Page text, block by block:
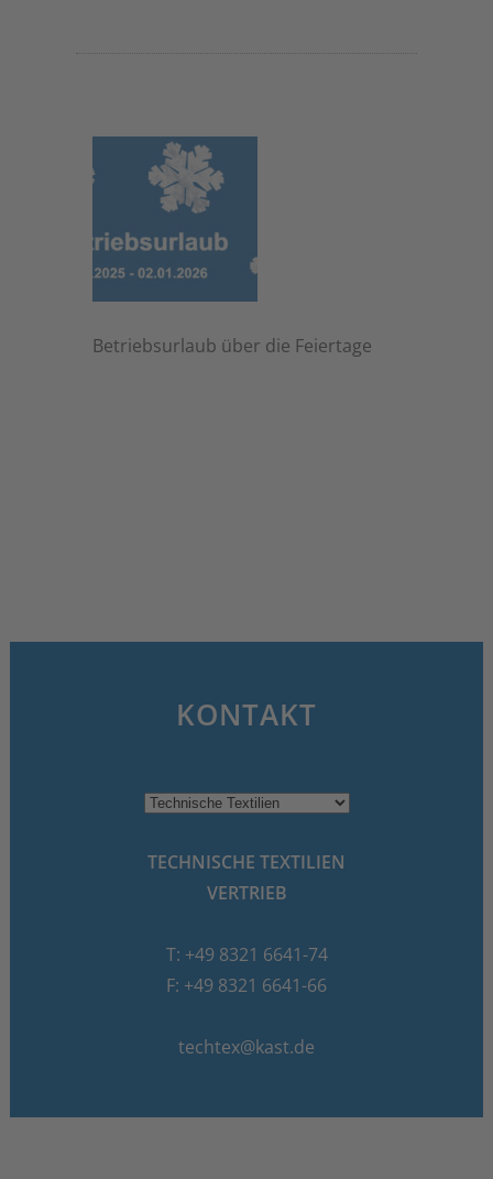
Betriebsurlaub über die Feiertage
KONTAKT
TECHNISCHE TEXTILIEN
VERTRIEB
T: +49 8321 6641-74
F: +49 8321 6641-66
techtex@kast.de